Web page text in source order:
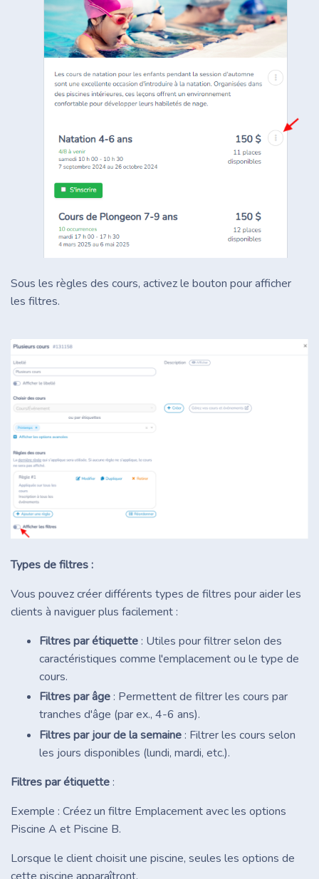
Sous les règles des cours, activez le bouton pour afficher
les filtres.
Types de filtres :
Vous pouvez créer différents types de filtres pour aider les
clients à naviguer plus facilement :
Filtres par étiquette : Utiles pour filtrer selon des
caractéristiques comme l'emplacement ou le type de
cours.
Filtres par âge : Permettent de filtrer les cours par
tranches d'âge (par ex., 4-6 ans).
Filtres par jour de la semaine : Filtrer les cours selon
les jours disponibles (lundi, mardi, etc.).
Filtres par étiquette :
Exemple : Créez un filtre Emplacement avec les options
Piscine A et Piscine B.
Lorsque le client choisit une piscine, seules les options de
cette piscine apparaîtront.